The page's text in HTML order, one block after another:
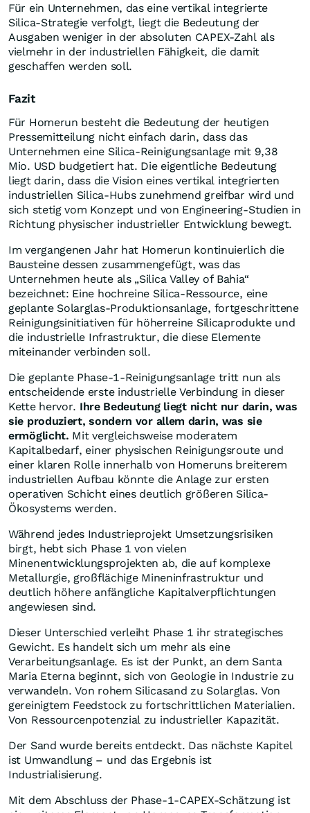
Für ein Unternehmen, das eine vertikal integrierte
Silica-Strategie verfolgt, liegt die Bedeutung der
Ausgaben weniger in der absoluten CAPEX-Zahl als
vielmehr in der industriellen Fähigkeit, die damit
geschaffen werden soll.
Fazit
Für Homerun besteht die Bedeutung der heutigen
Pressemitteilung nicht einfach darin, dass das
Unternehmen eine Silica-Reinigungsanlage mit 9,38
Mio. USD budgetiert hat. Die eigentliche Bedeutung
liegt darin, dass die Vision eines vertikal integrierten
industriellen Silica-Hubs zunehmend greifbar wird und
sich stetig vom Konzept und von Engineering-Studien in
Richtung physischer industrieller Entwicklung bewegt.
Im vergangenen Jahr hat Homerun kontinuierlich die
Bausteine dessen zusammengefügt, was das
Unternehmen heute als „Silica Valley of Bahia“
bezeichnet: Eine hochreine Silica-Ressource, eine
geplante Solarglas-Produktionsanlage, fortgeschrittene
Reinigungsinitiativen für höherreine Silicaprodukte und
die industrielle Infrastruktur, die diese Elemente
miteinander verbinden soll.
Die geplante Phase-1-Reinigungsanlage tritt nun als
entscheidende erste industrielle Verbindung in dieser
Kette hervor. Ihre Bedeutung liegt nicht nur darin, was
sie produziert, sondern vor allem darin, was sie
ermöglicht. Mit vergleichsweise moderatem
Kapitalbedarf, einer physischen Reinigungsroute und
einer klaren Rolle innerhalb von Homeruns breiterem
industriellen Aufbau könnte die Anlage zur ersten
operativen Schicht eines deutlich größeren Silica-
Ökosystems werden.
Während jedes Industrieprojekt Umsetzungsrisiken
birgt, hebt sich Phase 1 von vielen
Minenentwicklungsprojekten ab, die auf komplexe
Metallurgie, großflächige Mineninfrastruktur und
deutlich höhere anfängliche Kapitalverpflichtungen
angewiesen sind.
Dieser Unterschied verleiht Phase 1 ihr strategisches
Gewicht. Es handelt sich um mehr als eine
Verarbeitungsanlage. Es ist der Punkt, an dem Santa
Maria Eterna beginnt, sich von Geologie in Industrie zu
verwandeln. Von rohem Silicasand zu Solarglas. Von
gereinigtem Feedstock zu fortschrittlichen Materialien.
Von Ressourcenpotenzial zu industrieller Kapazität.
Der Sand wurde bereits entdeckt. Das nächste Kapitel
ist Umwandlung – und das Ergebnis ist
Industrialisierung.
Mit dem Abschluss der Phase-1-CAPEX-Schätzung ist